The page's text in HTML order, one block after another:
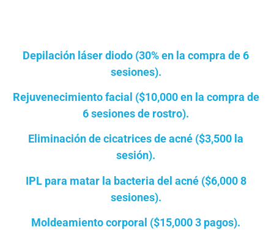
Depilación láser diodo (30%en la compra de 6
sesiones).
Rejuvenecimiento facial ($10,000en la compra de
6 sesiones de rostro).
Eliminación de cicatrices de acné ($3,500 la
sesión).
IPL para matar la bacteria del acné ($6,0008
sesiones).
Moldeamiento corporal ($15,0003 pagos).